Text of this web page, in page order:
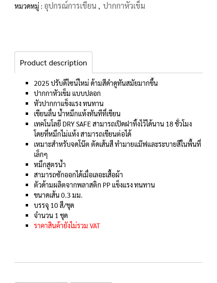
หมวดหมู่ : อุปกรณ์การเขียน , ปากกาหัวเข็ม
Product description
2025 ปรับดีไซน์ใหม่ ด้ามสีดำดูทันสมัยมากขึ้น
ปากกาหัวเข็ม แบบปลอก
หัวปากกาแข็งแรง ทนทาน
เขียนลื่น น้ำหมึกแห้งทันทีที่เขียน
เทคโนโลยี DRY SAFE สามารถเปิดฝาทิ้งไว้ได้นาน 18 ชั่วโมง
โดยที่หมึกไม่แห้ง สามารถเขียนต่อได้
เหมาะสำหรับจดโน๊ต ตัดเส้นสี ทำมายแม๊ฟและระบายสีในพื้นที่
เล็กๆ
หมึกสูตรน้ำ
สามารถซักออกได้เมื่อเลอะเสื้อผ้า
ตัวด้ามผลิตจากพลาสติก PP แข็งแรง ทนทาน
ขนาดเส้น 0.3 มม.
บรรจุ 10 สี/ชุด
จำนวน 1 ชุด
ราคาสินค้ายังไม่รวม VAT